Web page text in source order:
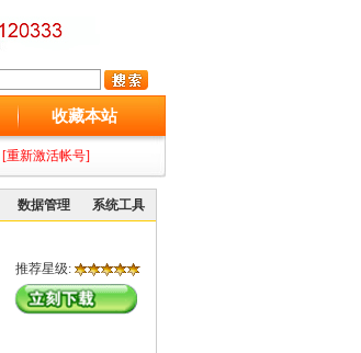
收藏本站
[重新激活帐号]
数据管理 系统工具
推荐星级: